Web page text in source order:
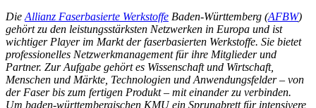
Die Allianz Faserbasierte Werkstoffe Baden-Württemberg (AFBW)
gehört zu den leistungsstärksten Netzwerken in Europa und ist
wichtiger Player im Markt der faserbasierten Werkstoffe. Sie bietet
professionelles Netzwerkmanagement für ihre Mitglieder und
Partner. Zur Aufgabe gehört es Wissenschaft und Wirtschaft,
Menschen und Märkte, Technologien und Anwendungsfelder – von
der Faser bis zum fertigen Produkt – mit einander zu verbinden.
Um baden-württembergischen KMU ein Sprungbrett für intensivere